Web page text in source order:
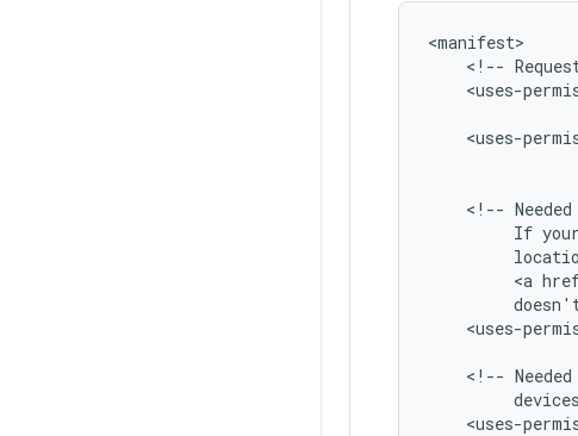
<!--
<uses-
<uses-
<!-- Needed
If your
<a
<uses-
<!-- Needed
<uses-